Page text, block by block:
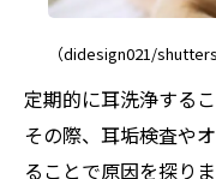
（didesign021/
定期的に耳洗浄する
その際、耳垢検査や
ることで原因を探りま